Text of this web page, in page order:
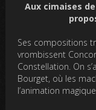
Aux cimaises
Ses compositions
vrombissent
Constellation. On
Bourget, où les
l’animation